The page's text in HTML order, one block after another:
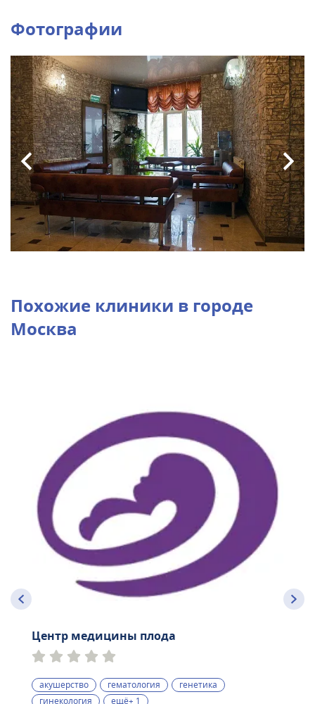
Фотографии
Похожие клиники в городе
Москва
Центр медицины плода
акушерство гематология
генетика
гинекология
ещё+ 1